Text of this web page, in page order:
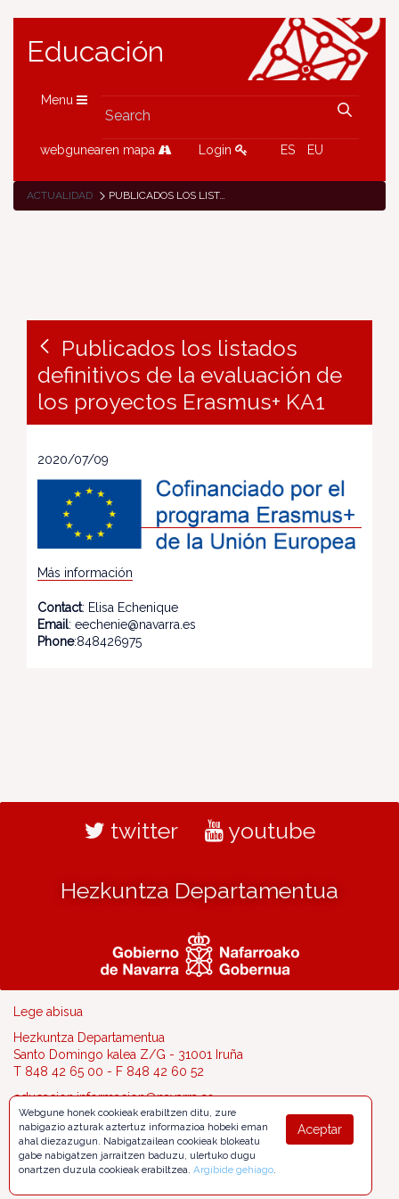
Educación
Menu
webgunearen mapa Login ES EU
ACTUALIDAD PUBLICADOS LOS LISTADOS DEFINITIVOS DE LA EVALUACIÓN DE LOS PROYECTOS ERASMUS+ KA1
Publicados los listados
definitivos de la evaluación de
los proyectos Erasmus+ KA1
2020/07/09
Más información
Contact: Elisa Echenique
Email: eechenie@navarra.es
Phone:848426975
twitter youtube
Hezkuntza Departamentua
Lege abisua
Hezkuntza Departamentua
Santo Domingo kalea Z/G - 31001 Iruña
T 848 42 65 00 - F 848 42 60 52
educacion.informacion@navarra.es
Aceptar
Webgune honek cookieak erabiltzen ditu, zure
nabigazio azturak aztertuz informazioa hobeki eman
ahal diezazugun. Nabigatzailean cookieak blokeatu
gabe nabigatzen jarraitzen baduzu, ulertuko dugu
onartzen duzula cookieak erabiltzea. Argibide gehiago.